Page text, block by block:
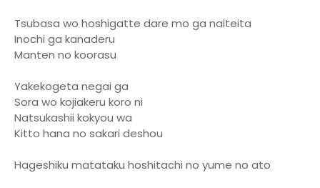
Tsubasa wo hoshigatte dare mo ga naiteita
Inochi ga kanaderu
Manten no koorasu
Yakekogeta negai ga
Sora wo kojiakeru koro ni
Natsukashii kokyou wa
Kitto hana no sakari deshou
Hageshiku matataku hoshitachi no yume no ato